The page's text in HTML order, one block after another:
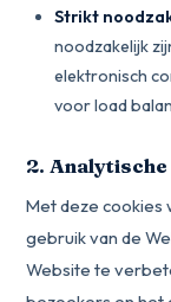
Strikt
noodzakelijk
elektronisch
voor load
2.
Met deze
gebruik van de
Website te